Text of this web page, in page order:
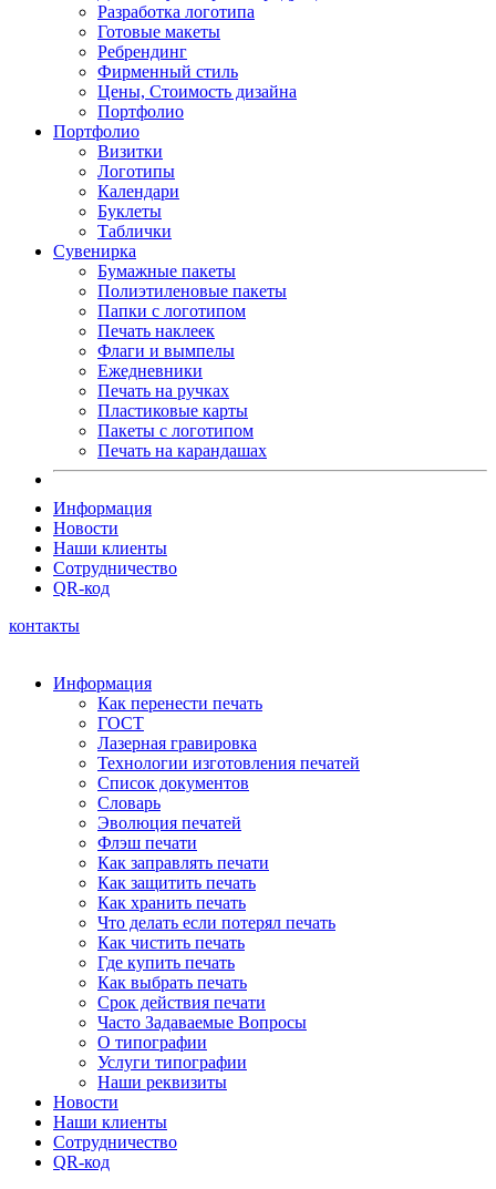
Разработка логотипа
Готовые макеты
Ребрендинг
Фирменный стиль
Цены, Стоимость дизайна
Портфолио
Портфолио
Визитки
Логотипы
Календари
Буклеты
Таблички
Сувенирка
Бумажные пакеты
Полиэтиленовые пакеты
Папки с логотипом
Печать наклеек
Флаги и вымпелы
Ежедневники
Печать на ручках
Пластиковые карты
Пакеты с логотипом
Печать на карандашах
Информация
Новости
Наши клиенты
Сотрудничество
QR-код
контакты
Информация
Как перенести печать
ГОСТ
Лазерная гравировка
Технологии изготовления печатей
Список документов
Словарь
Эволюция печатей
Флэш печати
Как заправлять печати
Как защитить печать
Как хранить печать
Что делать если потерял печать
Как чистить печать
Где купить печать
Как выбрать печать
Срок действия печати
Часто Задаваемые Вопросы
О типографии
Услуги типографии
Наши реквизиты
Новости
Наши клиенты
Сотрудничество
QR-код